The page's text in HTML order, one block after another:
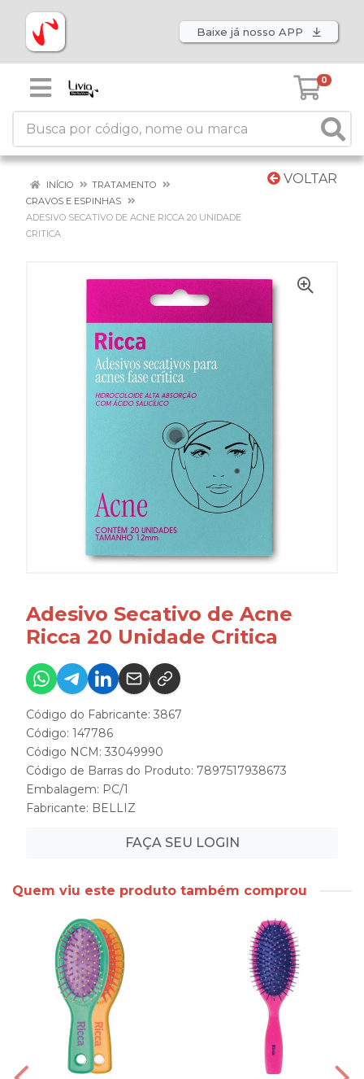
Baixe já nosso APP
0
VOLTAR
INÍCIO
TRATAMENTO
CRAVOS E ESPINHAS
ADESIVO SECATIVO DE ACNE RICCA 20 UNIDADE
CRITICA
Adesivo Secativo de Acne
Ricca 20 Unidade Critica
Código do Fabricante: 3867
Código: 147786
Código NCM: 33049990
Código de Barras do Produto: 7897517938673
Embalagem: PC/1
Fabricante: BELLIZ
FAÇA SEU LOGIN
Quem viu este produto também comprou